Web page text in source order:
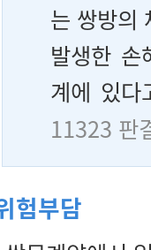
는 쌍방의
발생한 손
계에 있다
11323 판
험부담